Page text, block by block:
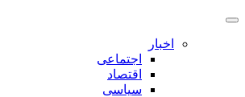
اخبار
اجتماعی
اقتصاد
سیاسی